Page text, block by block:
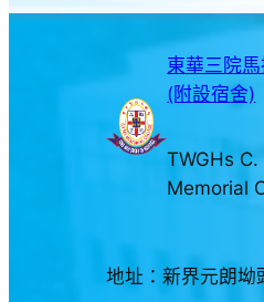
東華三院
(附設宿舍)
TWGHs C.
Memorial
地址：新界元朗坳